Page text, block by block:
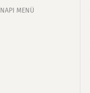
NAPI MENÜ